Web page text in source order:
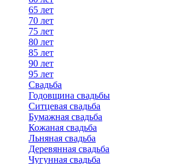
65 лет
70 лет
75 лет
80 лет
85 лет
90 лет
95 лет
Свадьба
Годовщина свадьбы
Ситцевая свадьба
Бумажная свадьба
Кожаная свадьба
Льняная свадьба
Деревянная свадьба
Чугунная свадьба